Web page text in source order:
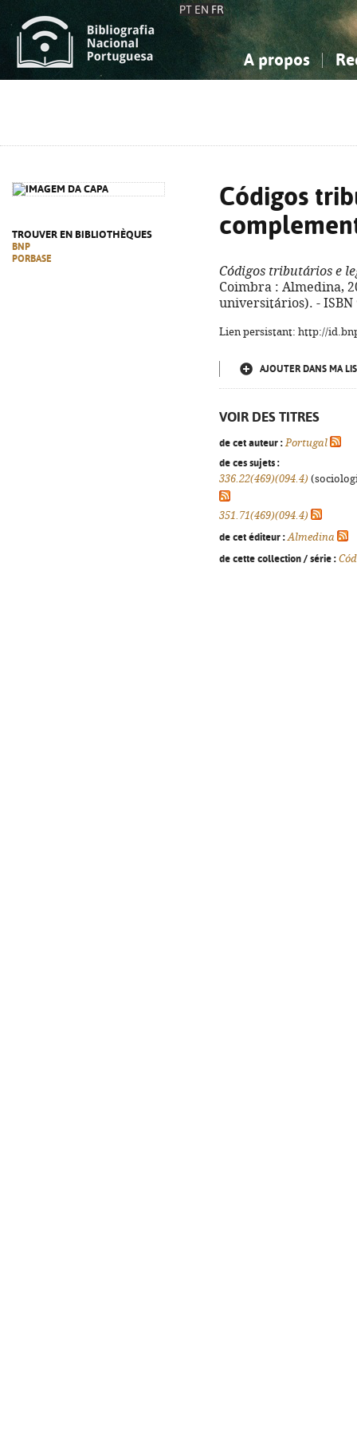
PT EN FR
A propos
TROUVER EN BIBLIOTHÈQUES
BNP
PORBASE
Códigos
Códigos tributários e
Coimbra : Almedina,
universitários). - ISBN
Lien persistant: http://
AJOUTER DANS MA
VOIR DES TITRES
de cet auteur : Portugal
de ces sujets :
336.22(469)(094.4)
351.71(469)(094.4)
de cet éditeur : Almedina
de cette collection / série :